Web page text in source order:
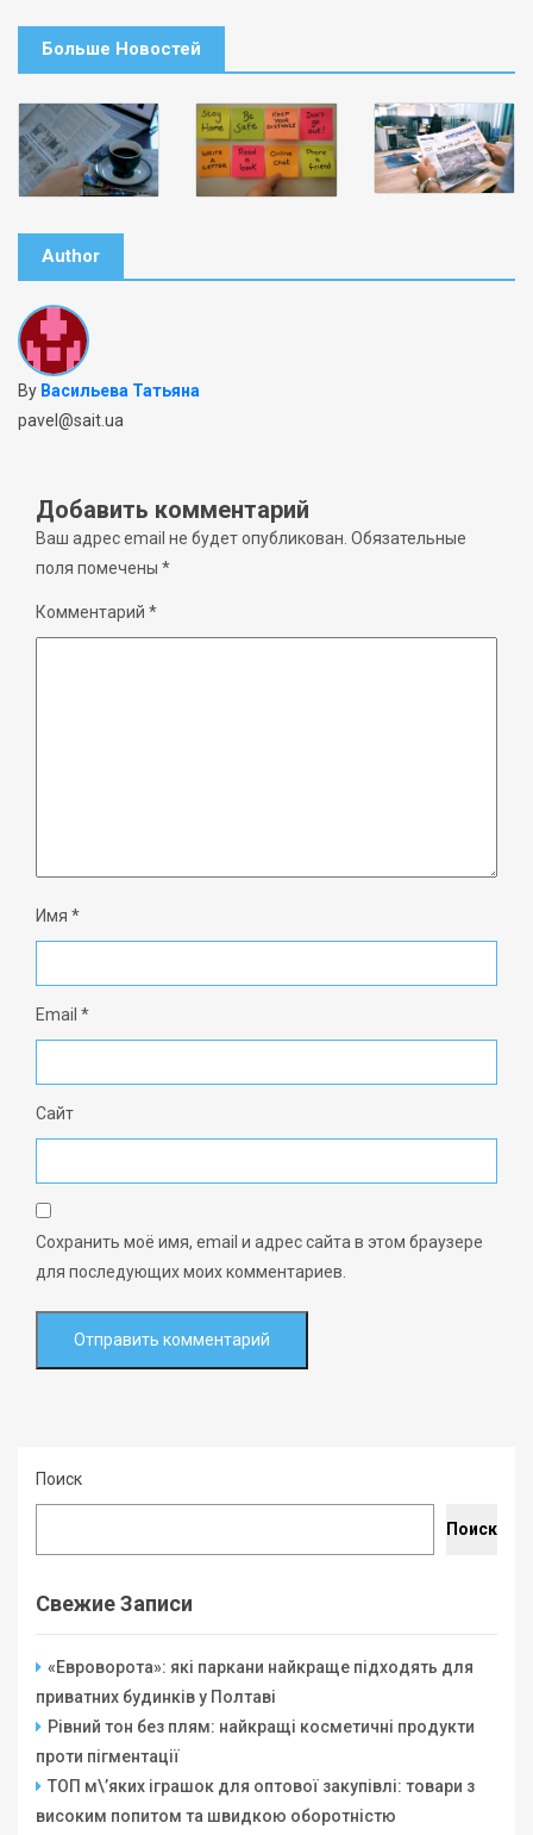
Больше Новостей
Author
By Васильева Татьяна
pavel@sait.ua
Добавить комментарий
Ваш адрес email не будет опубликован. Обязательные
поля помечены *
Комментарий *
Имя *
Email *
Сайт
Сохранить моё имя, email и адрес сайта в этом браузере
для последующих моих комментариев.
Поиск
Поиск
Свежие Записи
«Евроворота»: які паркани найкраще підходять для
приватних будинків у Полтаві
Рівний тон без плям: найкращі косметичні продукти
проти пігментації
ТОП м\’яких іграшок для оптової закупівлі: товари з
високим попитом та швидкою оборотністю